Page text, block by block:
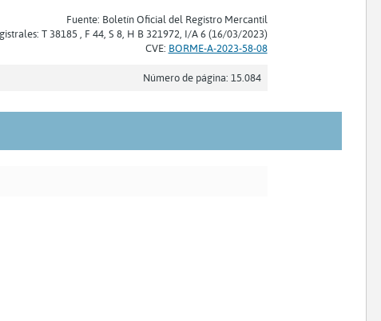
Fuente: Boletín Oficial del Registro Mercantil
T 38185 , F 44, S 8, H B 321972, I/A 6 (16/03/2023)
CVE: BORME-A-2023-58-08
Número de página: 15.084